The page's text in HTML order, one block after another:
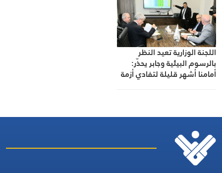
اللجنة الوزارية تعيد النظر
بالرسوم البيئية وجابر يحذّر:
أمامنا أشهر قليلة لتفادي أزمة